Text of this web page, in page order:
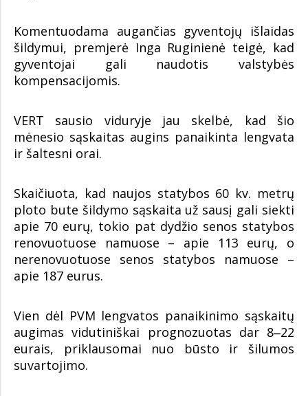
Komentuodama augančias gyventojų išlaidas
šildymui, premjerė Inga Ruginienė teigė, kad
gyventojai gali naudotis valstybės
kompensacijomis.
VERT sausio viduryje jau skelbė, kad šio
mėnesio sąskaitas augins panaikinta lengvata
ir šaltesni orai.
Skaičiuota, kad naujos statybos 60 kv. metrų
ploto bute šildymo sąskaita už sausį gali siekti
apie 70 eurų, tokio pat dydžio senos statybos
renovuotuose namuose – apie 113 eurų, o
nerenovuotuose senos statybos namuose –
apie 187 eurus.
Vien dėl PVM lengvatos panaikinimo sąskaitų
augimas vidutiniškai prognozuotas dar 8‒22
eurais, priklausomai nuo būsto ir šilumos
suvartojimo.